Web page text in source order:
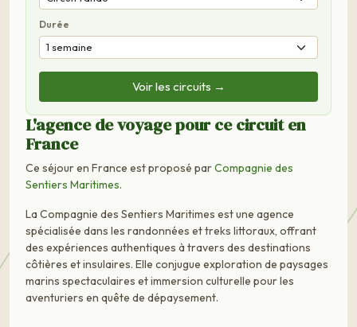
Durée
Voir les circuits →
L'agence de voyage pour ce circuit en
France
Ce séjour en France est proposé parCompagnie des
Sentiers Maritimes.
La Compagnie des Sentiers Maritimes est une agence
spécialisée dans les randonnées et treks littoraux, offrant
des expériences authentiques à travers des destinations
côtières et insulaires. Elle conjugue exploration de paysages
marins spectaculaires et immersion culturelle pour les
aventuriers en quête de dépaysement.